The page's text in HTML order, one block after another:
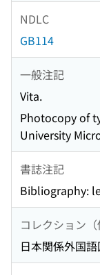
NDLC
GB114
一般注記
Vita.
Photocopy of
University
書誌注記
Bibliography:
コレクション（
日本関係外国